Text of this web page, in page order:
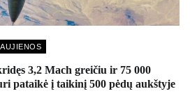
3,2 Mach greičiu ir 75 000
pataikė į taikinį 500 pėdų aukštyje